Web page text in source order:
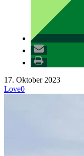
17. Oktober 2023
Love0